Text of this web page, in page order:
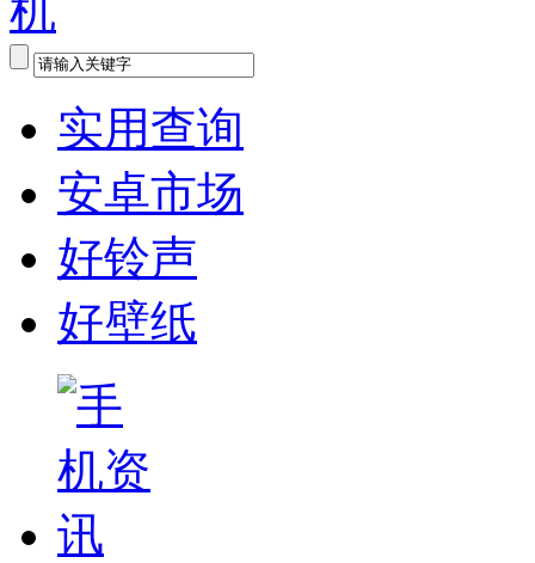
实用查询
安卓市场
好铃声
好壁纸